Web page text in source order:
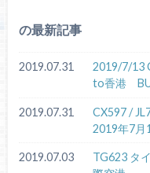
の最新記事
2019.07.31
2019/7/13
to香港
2019.07.31
CX597 /
2019年7
2019.07.03
TG623 タ